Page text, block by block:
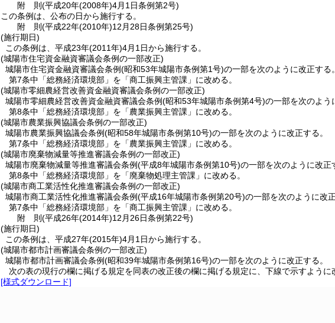
附 則(平成20年(2008年)4月1日条例第2号)
この条例は、公布の日から施行する。
附 則(平成22年(2010年)12月28日条例第25号)
(施行期日)
この条例は、平成23年(2011年)4月1日から施行する。
(城陽市住宅資金融資審議会条例の一部改正)
城陽市住宅資金融資審議会条例(昭和53年城陽市条例第1号)の一部を次のように改正する。
第7条中「総務経済環境部」を「商工振興主管課」に改める。
(城陽市零細農経営改善資金融資審議会条例の一部改正)
城陽市零細農経営改善資金融資審議会条例(昭和53年城陽市条例第4号)の一部を次のよう
第8条中「総務経済環境部」を「農業振興主管課」に改める。
(城陽市農業振興協議会条例の一部改正)
城陽市農業振興協議会条例(昭和58年城陽市条例第10号)の一部を次のように改正する。
第7条中「総務経済環境部」を「農業振興主管課」に改める。
(城陽市廃棄物減量等推進審議会条例の一部改正)
城陽市廃棄物減量等推進審議会条例(平成8年城陽市条例第10号)の一部を次のように改正
第8条中「総務経済環境部」を「廃棄物処理主管課」に改める。
(城陽市商工業活性化推進審議会条例の一部改正)
城陽市商工業活性化推進審議会条例(平成16年城陽市条例第20号)の一部を次のように改正
第7条中「総務経済環境部」を「商工振興主管課」に改める。
附 則(平成26年(2014年)12月26日条例第22号)
(施行期日)
この条例は、平成27年(2015年)4月1日から施行する。
(城陽市都市計画審議会条例の一部改正)
城陽市都市計画審議会条例(昭和39年城陽市条例第16号)の一部を次のように改正する。
次の表の現行の欄に掲げる規定を同表の改正後の欄に掲げる規定に、下線で示すように
[様式ダウンロード]